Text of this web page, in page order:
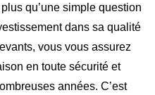
qu’une simple question
dans sa qualité
vous vous assurez
en toute sécurité et
années. C’est